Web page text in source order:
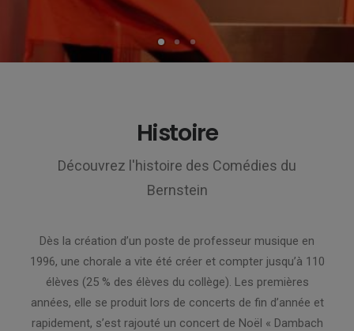
Histoire
Découvrez l'histoire des Comédies du
Bernstein
Dès la création d’un poste de professeur musique en
1996, une chorale a vite été créer et compter jusqu’à 110
élèves (25 % des élèves du collège). Les premières
années, elle se produit lors de concerts de fin d’année et
rapidement, s’est rajouté un concert de Noël « Dambach